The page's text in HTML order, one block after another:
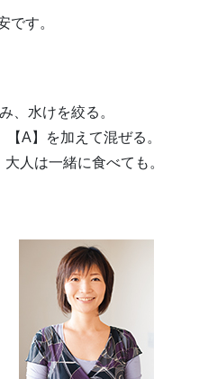
です。
、水けを絞る。
A】を加えて混ぜる。
人は一緒に食べても。